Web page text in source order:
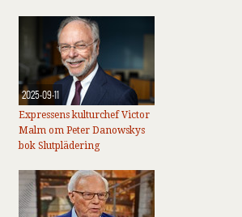
2025-09-11
Expressens kulturchef Victor
Malm om Peter Danowskys
bok Slutplädering